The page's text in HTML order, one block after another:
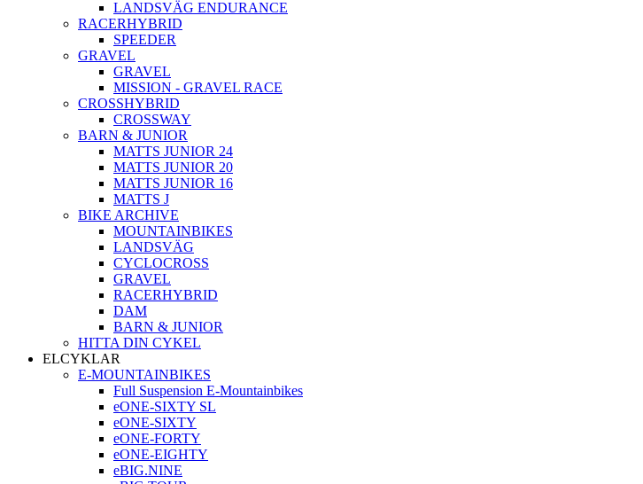
LANDSVÄG ENDURANCE
RACERHYBRID
SPEEDER
GRAVEL
GRAVEL
MISSION - GRAVEL RACE
CROSSHYBRID
CROSSWAY
BARN & JUNIOR
MATTS JUNIOR 24
MATTS JUNIOR 20
MATTS JUNIOR 16
MATTS J
BIKE ARCHIVE
MOUNTAINBIKES
LANDSVÄG
CYCLOCROSS
GRAVEL
RACERHYBRID
DAM
BARN & JUNIOR
HITTA DIN CYKEL
ELCYKLAR
E-MOUNTAINBIKES
Full Suspension E-Mountainbikes
eONE-SIXTY SL
eONE-SIXTY
eONE-FORTY
eONE-EIGHTY
eBIG.NINE